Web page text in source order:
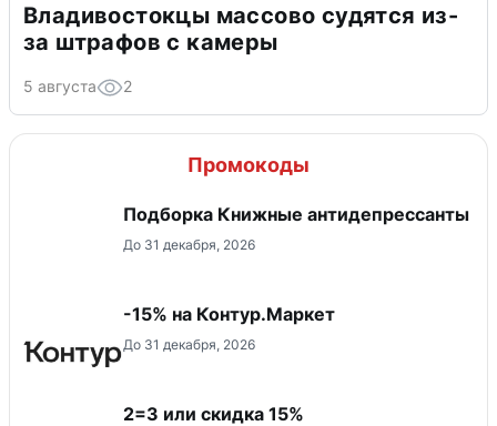
Владивостокцы массово судятся из-
за штрафов с камеры
5 августа 2
Промокоды
Подборка Книжные антидепрессанты
До 31 декабря, 2026
-15% на Контур.Маркет
До 31 декабря, 2026
2=3 или скидка 15%